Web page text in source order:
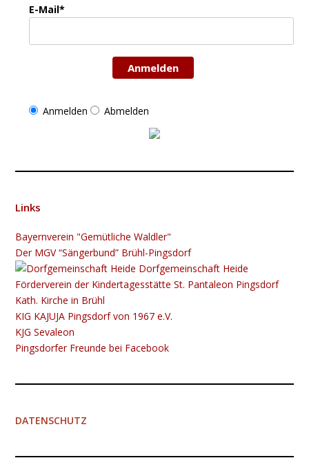
E-Mail*
Anmelden
Anmelden Abmelden
Links
Bayernverein "Gemütliche Waldler"
Der MGV “Sängerbund” Brühl-Pingsdorf
Dorfgemeinschaft Heide
Förderverein der Kindertagesstätte St. Pantaleon Pingsdorf
Kath. Kirche in Brühl
KIG K​​​​​AJUJA Pingsdorf von 1967 e.V.
KJG Sevaleon
Pingsdorfer Freunde bei Facebook
DATENSCHUTZ